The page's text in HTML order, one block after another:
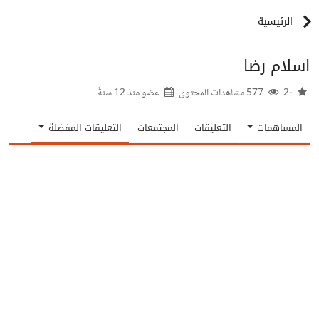
الرئيسية
اسلام رضا
-2 عضو منذ12 سنةً
المساهمات التعليقات المجتمعات التعليقات المفضلة